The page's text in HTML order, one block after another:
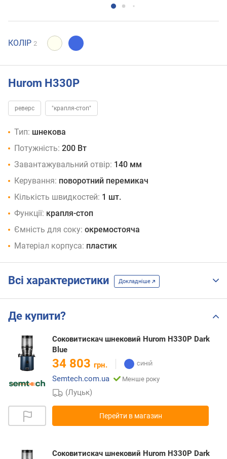
КОЛІР 2
Hurom H330P
реверс "крапля-стоп"
Тип: шнекова
Потужність: 200 Вт
Завантажувальний отвір: 140 мм
Керування: поворотний перемикач
Кількість швидкостей: 1 шт.
Функції: крапля-стоп
Ємність для соку: окремостояча
Матеріал корпуса: пластик
Всі характеристики Докладніше
Де купити?
Соковитискач шнековий Hurom H330P Dark
Blue
34 803 грн.
Semtech.com.ua
Менше року
(Луцьк)
Перейти в магазин
Соковитискач шнековий Hurom H330P Dark